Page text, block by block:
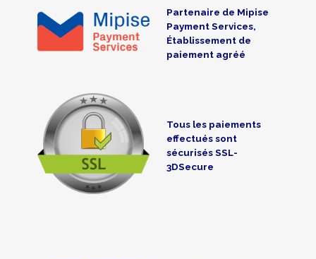
Partenaire de Mipise
Payment Services,
Établissement de
paiement agréé
Tous les paiements
effectués sont
sécurisés SSL-
3DSecure